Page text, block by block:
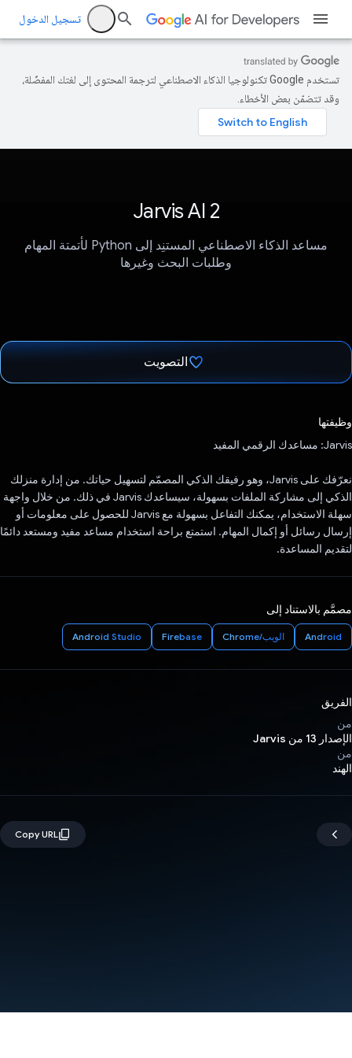
تسجيل الدخول
تستخدم Google تكنولوجيا الذكاء الاصطناعي لترجمة المحتوى إلى لغتك المفضّلة،
وقد تتضمّن بعض الأخطاء.
Jarvis AI 2
مساعد الذكاء الاصطناعي المستنِد إلى Python لأتمتة المهام
وطلبات البحث وغيرها
التصويت
وظيفتها
‫Jarvis: مساعدك الرقمي المفيد
نعرّفك على Jarvis، وهو رفيقك الذكي المصمّم لتسهيل حياتك. من إدارة منزلك
الذكي إلى مشاركة الملفات بسهولة، سيساعدك Jarvis في ذلك. من خلال واجهة
سهلة الاستخدام، يمكنك التفاعل بسهولة مع Jarvis للحصول على معلومات أو
إرسال رسائل أو إكمال المهام. استمتع براحة استخدام مساعد مفيد ومستعد دائمًا
لتقديم المساعدة.
مصمَّم بالاستناد إلى
Android الويب/Chrome Firebase
Android Studio
الفريق
من
الإصدار 13 من Jarvis
من
الهند